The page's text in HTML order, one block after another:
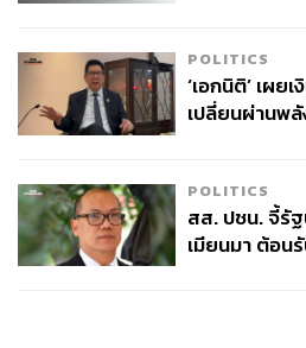
POLITICS
‘เอกนิติ’ เผย
เปลี่ยนผ่านพลั
POLITICS
สส. ปชน. จี้รั
เมียนมา ต้อน